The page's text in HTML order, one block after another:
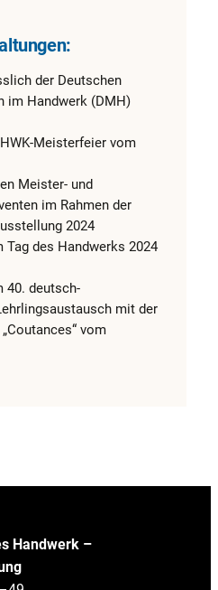
der Deutschen
im Handwerk (DMH)
Meisterfeier vom
Meister- und
im Rahmen der
2024
Tag des Handwerks 2024
40. deutsch-
mit der
vom
Handwerk –